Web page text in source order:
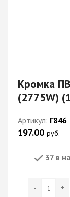
Кромка
(2775W)
Артикул: Г846
197.00 руб.
37 в